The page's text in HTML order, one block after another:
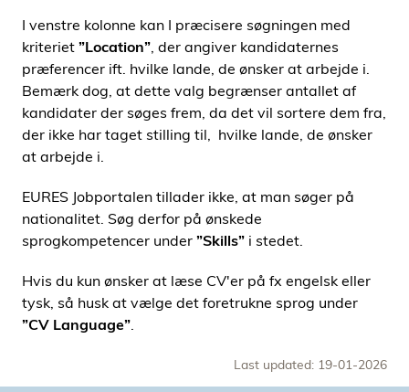
I venstre kolonne kan I præcisere søgningen med
kriteriet ”Location”, der angiver kandidaternes
præferencer ift. hvilke lande, de ønsker at arbejde i.
Bemærk dog, at dette valg begrænser antallet af
kandidater der søges frem, da det vil sortere dem fra,
der ikke har taget stilling til, hvilke lande, de ønsker
at arbejde i.
EURES Jobportalen tillader ikke, at man søger på
nationalitet. Søg derfor på ønskede
sprogkompetencer under ”Skills” i stedet.
Hvis du kun ønsker at læse CV'er på fx engelsk eller
tysk, så husk at vælge det foretrukne sprog under
”CV Language”.
Last updated: 19-01-2026